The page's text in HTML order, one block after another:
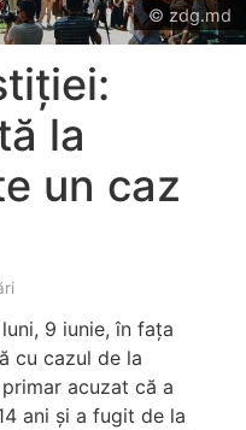
© zdg.md
la
un caz
9 iunie, în fața
cu cazul de la
acuzat că a
ani și a fugit de la